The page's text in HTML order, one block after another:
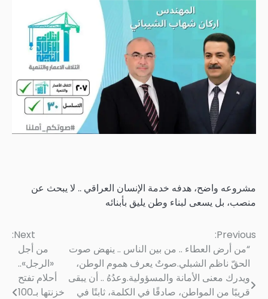
مشروعه واضح، هدفه خدمة الإنسان العراقي .. لا يبحث عن
منصب، بل يسعى لبناء وطن يليق بأبنائه
Post
navigation
Previous:
“من أرض العطاء .. من بين الناس .. ينهض صوت
الحقّ ناظم الشبلي.صوتٌ يعرف هموم الوطن،
ويدرك معنى الأمانة والمسؤولية.وعدُهُ .. أن يبقى
قريبًا من المواطن، صادقًا في الكلمة، ثابتًا في
Next:
من أجل
«الرجل»..
أحلام تفتح
خزنتها بـ100